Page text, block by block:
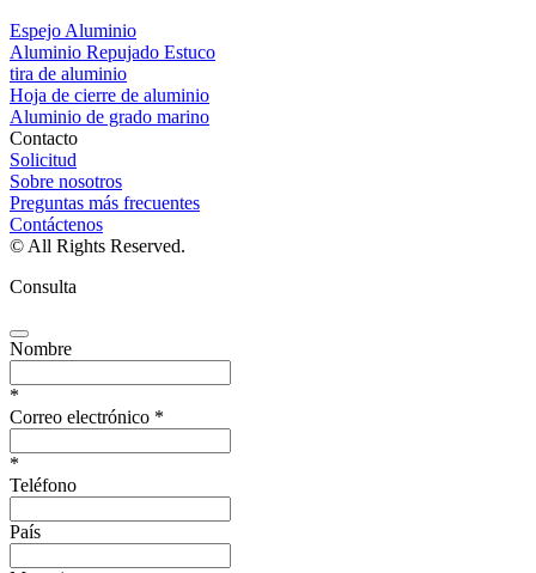
Espejo Aluminio
Aluminio Repujado Estuco
tira de aluminio
Hoja de cierre de aluminio
Aluminio de grado marino
Contacto
Solicitud
Sobre nosotros
Preguntas más frecuentes
Contáctenos
© All Rights Reserved.
Consulta
Nombre
*
Correo electrónico *
*
Teléfono
País